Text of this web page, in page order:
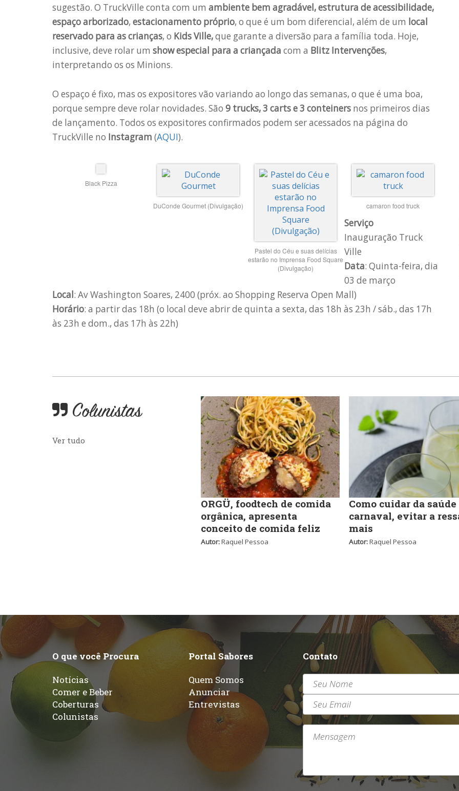
sugestão. O TruckVille conta com um ambiente bem agradável, estrutura de acessibilidade,
espaço arborizado, estacionamento próprio, o que é um bom diferencial, além de um local
reservado para as crianças, o Kids Ville,que garante a diversão para a família toda. Hoje,
inclusive, deve rolar um show especial para a criançada com a Blitz Intervenções,
interpretando os os Minions.
O espaço é fixo, mas os expositores vão variando ao longo das semanas, o que é uma boa,
porque sempre deve rolar novidades. São 9 trucks, 3 carts e 3 conteiners nos primeiros dias
de lançamento. Todos os expositores confirmados podem ser acessados na página do
TruckVille no Instagram (AQUI).
Black Pizza
DuConde Gourmet (Divulgação)
Pastel do Céu e suas delícias
estarão no Imprensa Food Square
(Divulgação)
camaron food truck
Serviço
Inauguração Truck
Ville
Data: Quinta-feira, dia
03 de março
Local: Av Washington Soares, 2400 (próx. ao Shopping Reserva Open Mall)
Horário: a partir das 18h (o local deve abrir de quinta a sexta, das 18h às 23h / sáb., das 17h
às 23h e dom., das 17h às 22h)
Colunistas
Ver tudo
ORGÜ, foodtech de comida
orgânica, apresenta
conceito de comida feliz
Autor:Raquel Pessoa
Como cuidar da saúde
carnaval, evitar a
mais
Autor:Raquel Pessoa
O que você Procura
Notícias
Comer e Beber
Coberturas
Colunistas
Portal Sabores
Quem Somos
Anunciar
Entrevistas
Contato